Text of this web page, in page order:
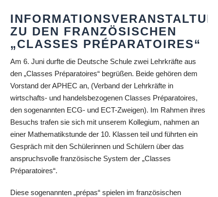
ZU DEN FRANZÖSISCHEN
„CLASSES PRÉPARATOIRES“
Am 6. Juni durfte die Deutsche Schule zwei Lehrkräfte aus
den „Classes Préparatoires“ begrüßen. Beide gehören dem
Vorstand der APHEC an, (Verband der Lehrkräfte in
wirtschafts- und handelsbezogenen Classes Préparatoires,
den sogenannten ECG- und ECT-Zweigen). Im Rahmen ihres
Besuchs trafen sie sich mit unserem Kollegium, nahmen an
einer Mathematikstunde der 10. Klassen teil und führten ein
Gespräch mit den Schülerinnen und Schülern über das
anspruchsvolle französische System der „Classes
Préparatoires“.
Diese sogenannten „prépas“ spielen im französischen